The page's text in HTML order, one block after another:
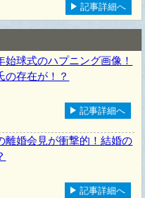
記事詳細へ
球式のハプニング画像！
の存在が！？
記事詳細へ
離婚会見が衝撃的！結婚の
記事詳細へ